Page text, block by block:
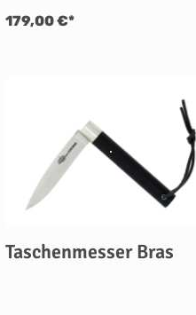
179,00 €*
Taschenmesser Bras